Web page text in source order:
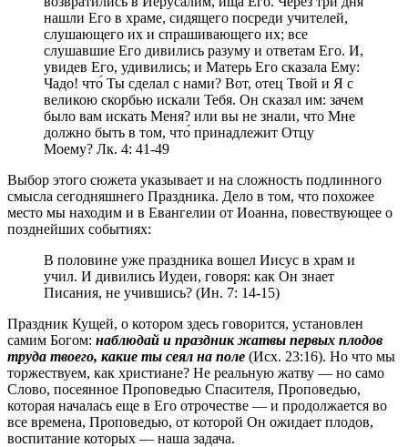
нашли Его в храме, сидящего посреди учителей,
слушающего их и спрашивающего их; все
слушавшие Его дивились разуму и ответам Его. И,
увидев Его, удивились; и Матерь Его сказала Ему:
Чадо! что́ Ты сделал с нами? Вот, отец Твой и Я с
великою скорбью искали Тебя. Он сказал им: зачем
было вам искать Меня? или вы не знали, что Мне
должно быть в том, что́ принадлежит Отцу
Моему? Лк. 4: 41-49
Выбор этого сюжета указывает и на сложность подлинного
смысла сегодняшнего Праздника. Дело в том, что похожее
место мы находим и в Евангелии от Иоанна, повествующее о
позднейших событиях:
В половине уже праздника вошел Иисус в храм и
учил. И дивились Иудеи, говоря: как Он знает
Писания, не учившись? (Ин. 7: 14-15)
Праздник Кущей, о котором здесь говорится, установлен
самим Богом: наблюдай и праздник жатвы первых плодов
труда твоего, какие ты сеял на поле (Исх. 23:16). Но что мы
торжествуем, как христиане? Не реальную жатву — но само
Слово, посеянное Проповедью Спасителя, Проповедью,
которая началась еще в Его отрочестве — и продолжается во
все времена, Проповедью, от которой Он ожидает плодов,
воспитание которых — наша задача.